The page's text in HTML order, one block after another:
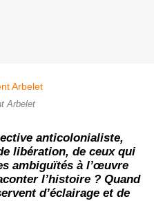
Arbelet
anticolonialiste,
libération, de ceux qui
ambiguïtés à l’œuvre
l’histoire ? Quand
d’éclairage et de